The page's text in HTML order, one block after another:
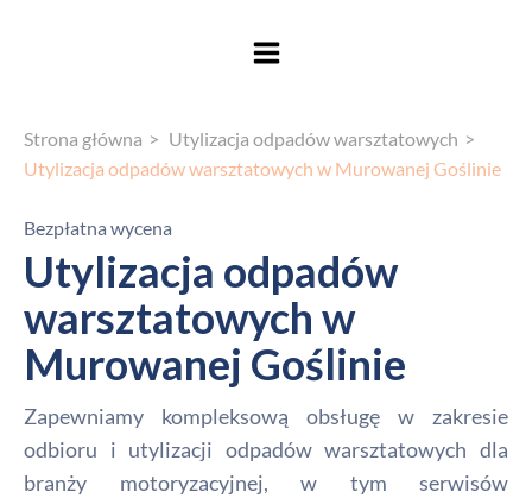
Strona główna
Utylizacja odpadów warsztatowych
Utylizacja odpadów warsztatowych w Murowanej Goślinie
Bezpłatna wycena
Utylizacja odpadów
warsztatowych w
Murowanej Goślinie
Zapewniamy kompleksową obsługę w zakresie
odbioru i utylizacji odpadów warsztatowych dla
branży motoryzacyjnej, w tym serwisów